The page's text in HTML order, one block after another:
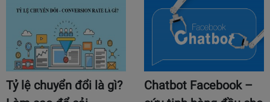
Tỷ lệ chuyển đổi là gì?
Chatbot Facebook –